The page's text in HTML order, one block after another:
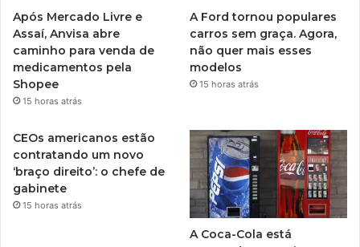
Após Mercado Livre e
Assaí, Anvisa abre
caminho para venda de
medicamentos pela
Shopee
15 horas atrás
A Ford tornou populares
carros sem graça. Agora,
não quer mais esses
modelos
15 horas atrás
CEOs americanos estão
contratando um novo
‘braço direito’: o chefe de
gabinete
15 horas atrás
A Coca-Cola está